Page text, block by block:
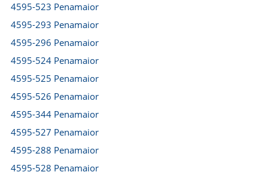
4595-523 Penamaior
4595-293 Penamaior
4595-296 Penamaior
4595-524 Penamaior
4595-525 Penamaior
4595-526 Penamaior
4595-344 Penamaior
4595-527 Penamaior
4595-288 Penamaior
4595-528 Penamaior